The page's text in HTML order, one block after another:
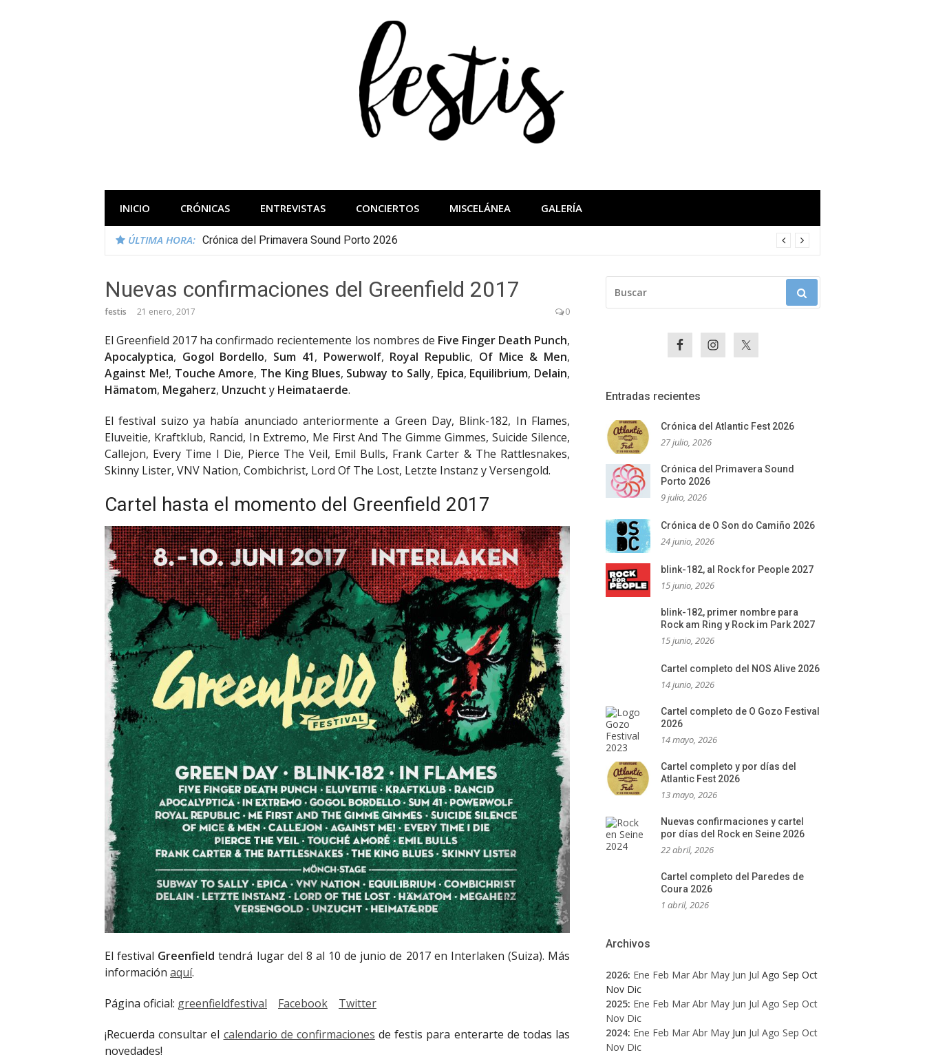
INICIO CRÓNICAS ENTREVISTAS CONCIERTOS MISCELÁNEA GALERÍA
ÚLTIMA HORA: Crónica del Primavera Sound Porto 2026
Nuevas confirmaciones del Greenfield 2017
festis 21 enero, 2017 0
El Greenfield 2017 ha confirmado recientemente los nombres de Five Finger Death Punch,
Apocalyptica, Gogol Bordello, Sum 41, Powerwolf, Royal Republic, Of Mice & Men,
Against Me!, Touche Amore, The King Blues, Subway to Sally, Epica, Equilibrium, Delain,
Hämatom, Megaherz, Unzucht y Heimataerde.
El festival suizo ya había anunciado anteriormente a Green Day, Blink-182, In Flames,
Eluveitie, Kraftklub, Rancid, In Extremo, Me First And The Gimme Gimmes, Suicide Silence,
Callejon, Every Time I Die, Pierce The Veil, Emil Bulls, Frank Carter & The Rattlesnakes,
Skinny Lister, VNV Nation, Combichrist, Lord Of The Lost, Letzte Instanz y Versengold.
Cartel hasta el momento del Greenfield 2017
El festival Greenfield tendrá lugar del 8 al 10 de junio de 2017 en Interlaken (Suiza). Más
información aquí.
Página oficial: greenfieldfestival Facebook Twitter
¡Recuerda consultar el calendario de confirmaciones de festis para enterarte de todas las
novedades!
Entradas recientes
Crónica del Atlantic Fest 2026
27 julio, 2026
Crónica del Primavera Sound
Porto 2026
9 julio, 2026
Crónica de O Son do Camiño 2026
24 junio, 2026
blink-182, al Rock for People 2027
15 junio, 2026
blink-182, primer nombre para
Rock am Ring y Rock im Park 2027
15 junio, 2026
Cartel completo del NOS Alive 2026
14 junio, 2026
Cartel completo de O Gozo Festival
2026
14 mayo, 2026
Cartel completo y por días del
Atlantic Fest 2026
13 mayo, 2026
Nuevas confirmaciones y cartel
por días del Rock en Seine 2026
22 abril, 2026
Cartel completo del Paredes de
Coura 2026
1 abril, 2026
Archivos
2026: Ene Feb Mar Abr May Jun Jul Ago Sep Oct
Nov Dic
2025: Ene Feb Mar Abr May Jun Jul Ago Sep Oct
Nov Dic
2024: Ene Feb Mar Abr May Jun Jul Ago Sep Oct
Nov Dic